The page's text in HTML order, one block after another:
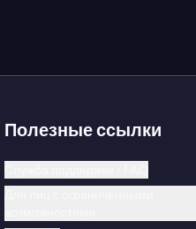
Полезные ссылки